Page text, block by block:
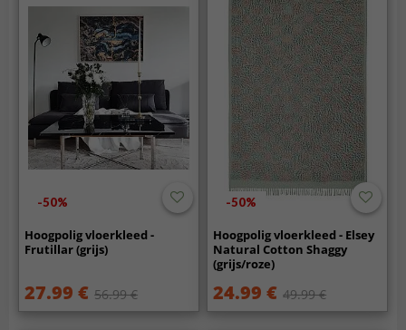
-50%
Hoogpolig vloerkleed -
Frutillar (grijs)
27.99 € 56.99 €
-50%
Hoogpolig vloerkleed - Elsey
Natural Cotton Shaggy
(grijs/roze)
24.99 € 49.99 €